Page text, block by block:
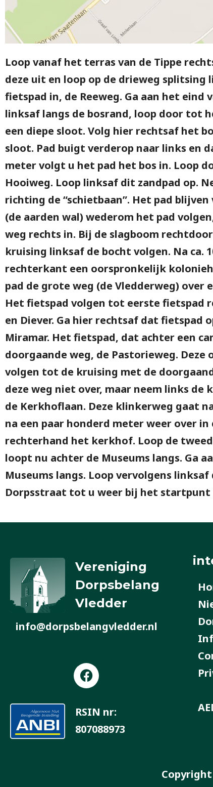
Loop vanaf het terras van de Tippe
deze uit en loop op de drieweg splitsing
fietspad in, de Reeweg. Ga aan het eind
linksaf langs de bosrand, loop door tot
een diepe sloot. Volg hier rechtsaf het
sloot. Pad buigt verderop naar links en
meter volgt u het pad het bos in. Loop
Hooiweg. Loop linksaf dit zandpad op.
richting de “schietbaan”. Het pad
(de aarden wal) wederom het pad
weg rechts in. Bij de slagboom
kruising linksaf de bocht volgen. Na ca.
rechterkant een oorspronkelijk
pad de grote weg (de Vledderweg) over
Het fietspad volgen tot eerste fietspad
en Diever. Ga hier rechtsaf dat fietspad
Miramar. Het fietspad, dat achter een
doorgaande weg, de Pastorieweg.
volgen tot de kruising met de
deze weg niet over, maar neem links de
de Kerkhoflaan. Deze klinkerweg gaat
na een paar honderd meter weer over
rechterhand het kerkhof. Loop de
loopt nu achter de Museums langs. Ga
Museums langs. Loop vervolgens
Dorpsstraat tot u weer bij het startpunt
Vereniging
Dorpsbelang
Vledder
info@dorpsbelangvledder.nl
F
a
c
e
b
o
RSIN nr:
807088973